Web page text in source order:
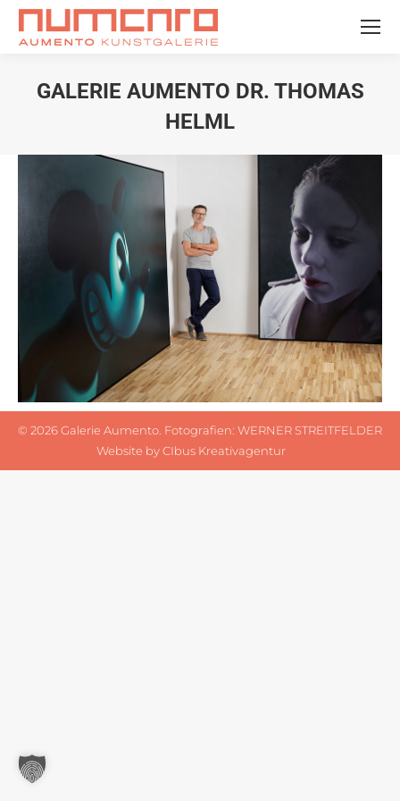
GALERIE AUMENTO DR. THOMAS
HELML
© 2026 Galerie Aumento. Fotografien: WERNER STREITFELDER
Website byCIbus Kreativagentur